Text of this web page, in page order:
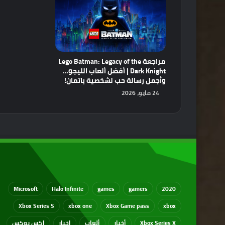
مراجعة Lego Batman: Legacy of the
Dark Knight | أفضل ألعاب الليجو…
وأجمل رسالة حب لشخصية باتمان!
24 مايو، 2026
2020
gamers
games
Halo Infinite
Microsoft
xbox
Xbox Game pass
xbox one
Xbox Series S